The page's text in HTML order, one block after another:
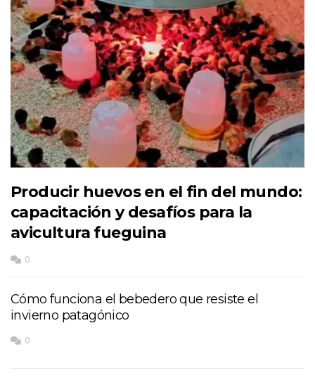
Producir huevos en el fin del mundo:
capacitación y desafíos para la
avicultura fueguina
0
Cómo funciona el bebedero que resiste el
invierno patagónico
0